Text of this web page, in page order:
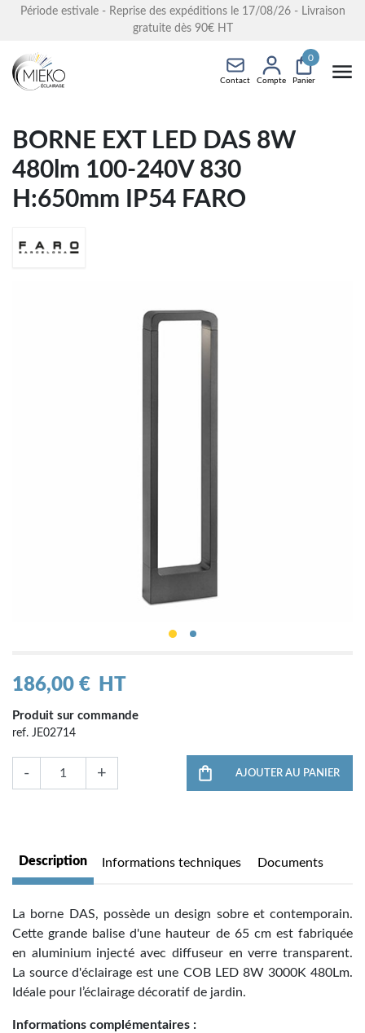
Période estivale - Reprise des expéditions le 17/08/26 - Livraison
gratuite dès 90€ HT
Contact Compte Panier
0
BORNE EXT LED DAS 8W
480lm 100-240V 830
H:650mm IP54 FARO
186,00 € HT
Produit sur commande
ref. JE02714
- + AJOUTER AU PANIER
Description Informations techniques Documents
La borne DAS, possède un design sobre et contemporain.
Cette grande balise d'une hauteur de 65 cm est fabriquée
en aluminium injecté avec diffuseur en verre transparent.
La source d'éclairage est une COB LED 8W 3000K 480Lm.
Idéale pour l’éclairage décoratif de jardin.
Informations complémentaires :